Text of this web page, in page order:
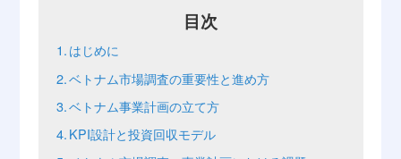
目次
はじめに
ベトナム市場調査の重要性と進め方
ベトナム事業計画の立て方
KPI設計と投資回収モデル